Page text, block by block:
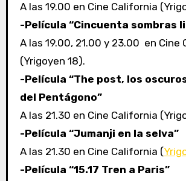
A las 19.00 en Cine California
-Película “Cincuenta sombras
A las 19.00, 21.00 y 23.00 en Cine
(Yrigoyen 18).
-Película “The post, los
del Pentágono”
A las 21.30 en Cine California
-Película “Jumanji en la selva”
A las 21.30 en Cine California (
-Película “15.17 Tren a Paris”